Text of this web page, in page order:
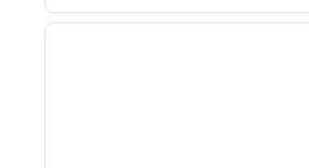
1 dari 12